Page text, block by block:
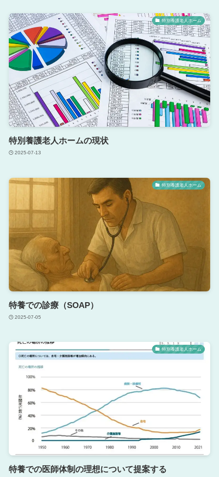
特別養護老人ホーム
特別養護老人ホームの現状
2025-07-13
特別養護老人ホーム
特養での診療（SOAP）
2025-07-05
特別養護老人ホーム
特養での医師体制の理想について提案する